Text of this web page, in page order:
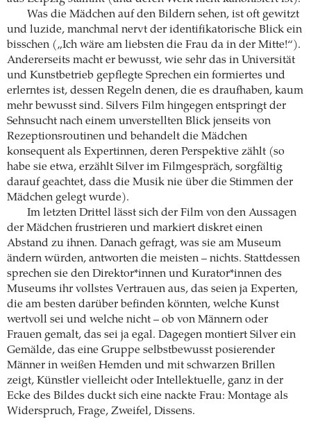
Was die Mädchen auf den Bildern sehen, ist oft gewitzt
und luzide, manchmal nervt der identifikatorische Blick ein
bisschen („Ich wäre am liebsten die Frau da in der Mitte!“).
Andererseits macht er bewusst, wie sehr das in Universität
und Kunstbetrieb gepflegte Sprechen ein formiertes und
erlerntes ist, dessen Regeln denen, die es draufhaben, kaum
mehr bewusst sind. Silvers Film hingegen entspringt der
Sehnsucht nach einem unverstellten Blick jenseits von
Rezeptionsroutinen und behandelt die Mädchen
konsequent als Expertinnen, deren Perspektive zählt (so
habe sie etwa, erzählt Silver im Filmgespräch, sorgfältig
darauf geachtet, dass die Musik nie über die Stimmen der
Mädchen gelegt wurde).
Im letzten Drittel lässt sich der Film von den Aussagen
der Mädchen frustrieren und markiert diskret einen
Abstand zu ihnen. Danach gefragt, was sie am Museum
ändern würden, antworten die meisten – nichts. Stattdessen
sprechen sie den Direktor*innen und Kurator*innen des
Museums ihr vollstes Vertrauen aus, das seien ja Experten,
die am besten darüber befinden könnten, welche Kunst
wertvoll sei und welche nicht – ob von Männern oder
Frauen gemalt, das sei ja egal. Dagegen montiert Silver ein
Gemälde, das eine Gruppe selbstbewusst posierender
Männer in weißen Hemden und mit schwarzen Brillen
zeigt, Künstler vielleicht oder Intellektuelle, ganz in der
Ecke des Bildes duckt sich eine nackte Frau: Montage als
Widerspruch, Frage, Zweifel, Dissens.